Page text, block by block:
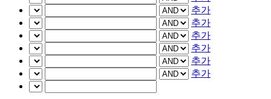
추가
추가
추가
추가
추가
추가